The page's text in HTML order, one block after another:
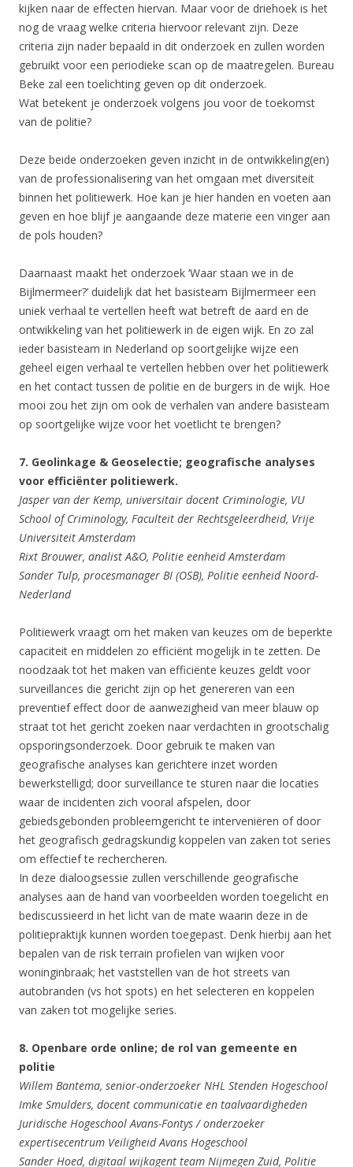
kijken naar de effecten hiervan. Maar voor de driehoek is het
nog de vraag welke criteria hiervoor relevant zijn. Deze
criteria zijn nader bepaald in dit onderzoek en zullen worden
gebruikt voor een periodieke scan op de maatregelen. Bureau
Beke zal een toelichting geven op dit onderzoek.
Wat betekent je onderzoek volgens jou voor de toekomst
van de politie?
Deze beide onderzoeken geven inzicht in de ontwikkeling(en)
van de professionalisering van het omgaan met diversiteit
binnen het politiewerk. Hoe kan je hier handen en voeten aan
geven en hoe blijf je aangaande deze materie een vinger aan
de pols houden?
Daarnaast maakt het onderzoek ‘Waar staan we in de
Bijlmermeer?’ duidelijk dat het basisteam Bijlmermeer een
uniek verhaal te vertellen heeft wat betreft de aard en de
ontwikkeling van het politiewerk in de eigen wijk. En zo zal
ieder basisteam in Nederland op soortgelijke wijze een
geheel eigen verhaal te vertellen hebben over het politiewerk
en het contact tussen de politie en de burgers in de wijk. Hoe
mooi zou het zijn om ook de verhalen van andere basisteam
op soortgelijke wijze voor het voetlicht te brengen?
7. Geolinkage & Geoselectie; geografische analyses
voor efficiënter politiewerk.
Jasper van der Kemp, universitair docent Criminologie, VU
School of Criminology, Faculteit der Rechtsgeleerdheid, Vrije
Universiteit Amsterdam
Rixt Brouwer, analist A&O, Politie eenheid Amsterdam
Sander Tulp, procesmanager BI (OSB), Politie eenheid Noord-
Nederland
Politiewerk vraagt om het maken van keuzes om de beperkte
capaciteit en middelen zo efficiënt mogelijk in te zetten. De
noodzaak tot het maken van efficiënte keuzes geldt voor
surveillances die gericht zijn op het genereren van een
preventief effect door de aanwezigheid van meer blauw op
straat tot het gericht zoeken naar verdachten in grootschalig
opsporingsonderzoek. Door gebruik te maken van
geografische analyses kan gerichtere inzet worden
bewerkstelligd; door surveillance te sturen naar die locaties
waar de incidenten zich vooral afspelen, door
gebiedsgebonden probleemgericht te interveniëren of door
het geografisch gedragskundig koppelen van zaken tot series
om effectief te rechercheren.
In deze dialoogsessie zullen verschillende geografische
analyses aan de hand van voorbeelden worden toegelicht en
bediscussieerd in het licht van de mate waarin deze in de
politiepraktijk kunnen worden toegepast. Denk hierbij aan het
bepalen van de risk terrain profielen van wijken voor
woninginbraak; het vaststellen van de hot streets van
autobranden (vs hot spots) en het selecteren en koppelen
van zaken tot mogelijke series.
8. Openbare orde online; de rol van gemeente en
politie
Willem Bantema, senior-onderzoeker NHL Stenden Hogeschool
Imke Smulders, docent communicatie en taalvaardigheden
Juridische Hogeschool Avans-Fontys / onderzoeker
expertisecentrum Veiligheid Avans Hogeschool
Sander Hoed, digitaal wijkagent team Nijmegen Zuid, Politie